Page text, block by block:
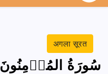
अगला सूरत
سُورَةُ المُؤۡمِنُونَ